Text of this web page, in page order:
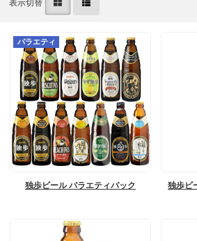
表示切替
バラエティ
独歩ビール バラエティパック 独歩ビ